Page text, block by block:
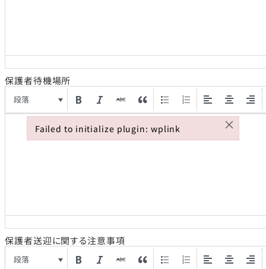
保護者待機場所
段落
保護者送迎に関する注意事項
段落
Failed to initialize plugin: wplink ×
Failed to initialize plugin: wplink